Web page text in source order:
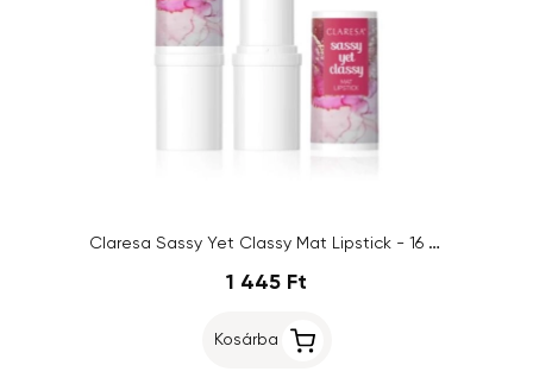
Claresa Sassy Yet Classy Mat Lipstick - 16 Devine
1 445 Ft
Kosárba